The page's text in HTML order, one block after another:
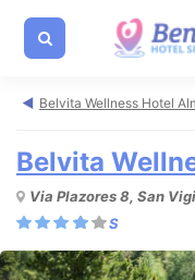
Belvita Wellness Hotel
Belvita
Via Plazores 8, San